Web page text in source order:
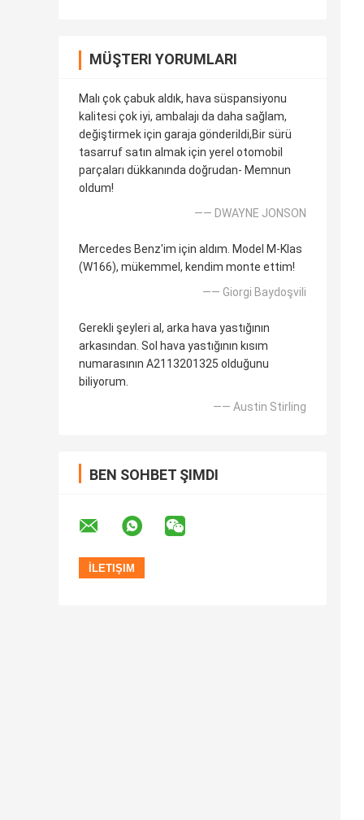
MÜŞTERI YORUMLARI
Malı çok çabuk aldık, hava süspansiyonu
kalitesi çok iyi, ambalajı da daha sağlam,
değiştirmek için garaja gönderildi,Bir sürü
tasarruf satın almak için yerel otomobil
parçaları dükkanında doğrudan- Memnun
oldum!
—— DWAYNE JONSON
Mercedes Benz'im için aldım. Model M-Klas
(W166), mükemmel, kendim monte ettim!
—— Giorgi Baydoşvili
Gerekli şeyleri al, arka hava yastığının
arkasından. Sol hava yastığının kısım
numarasının A2113201325 olduğunu
biliyorum.
—— Austin Stirling
BEN SOHBET ŞIMDI